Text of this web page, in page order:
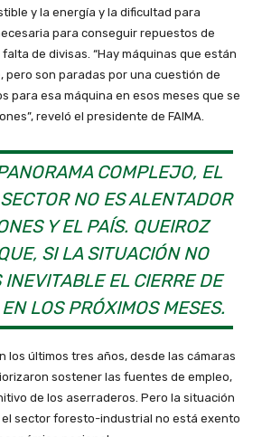
y la energía y la dificultad para
para conseguir repuestos de
de divisas. “Hay máquinas que están
pero son paradas por una cuestión de
para esa máquina en esos meses que se
reveló el presidente de FAIMA.
COMPLEJO, EL
NO ES ALENTADOR
Y EL PAÍS. QUEIROZ
SI LA SITUACIÓN NO
EL CIERRE DE
LOS PRÓXIMOS MESES.
los últimos tres años, desde las cámaras
sostener las fuentes de empleo,
de los aserraderos. Pero la situación
sector foresto-industrial no está exento